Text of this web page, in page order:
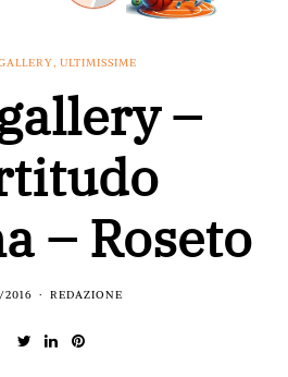
, ULTIMISSIME
–
– Roseto
2016 REDAZIONE